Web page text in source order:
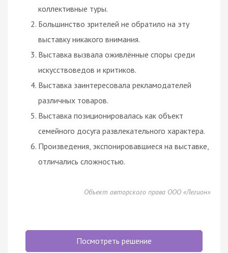
коллективные туры.
Большинство зрителей не обратило на эту
выставку никакого внимания.
Выставка вызвала оживлённые споры среди
искусствоведов и критиков.
Выставка заинтересовала рекламодателей
различных товаров.
Выставка позиционировалась как объект
семейного досуга развлекательного характера.
Произведения, экспонировавшиеся на выставке,
отличались сложностью.
Объект авторского права ООО «Легион»
Посмотреть решение